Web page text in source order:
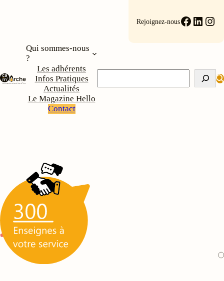
Rejoignez-nous
Qui sommes-nous
?
Les adhérents
Infos Pratiques
Actualités
Le Magazine Hello
Contact